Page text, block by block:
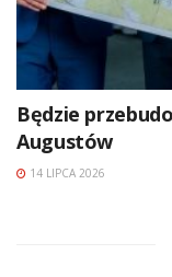
Będzie
Augustów
14 LIPCA 2026